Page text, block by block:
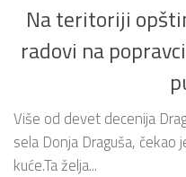
Na teritoriji
radovi na
Više od devet decenija
sela Donja Draguša,
kuće.Ta želja...